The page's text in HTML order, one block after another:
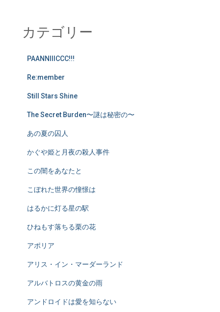
カテゴリー
PAANNIIICCC!!!
Re:member
Still Stars Shine
The Secret Burden〜謎は秘密の〜
あの夏の囚人
かぐや姫と月夜の殺人事件
この闇をあなたと
こぼれた世界の憧憬は
はるかに灯る星の駅
ひねもす落ちる栗の花
アポリア
アリス・イン・マーダーランド
アルバトロスの黄金の雨
アンドロイドは愛を知らない